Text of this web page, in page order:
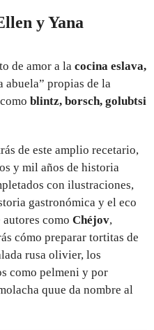
y Yana
de amor a la cocina eslava,
abuela” propias de la
blintz, borsch, golubtsi
de este amplio recetario,
y mil años de historia
con ilustraciones,
gastronómica y el eco
como Chéjov,
cómo preparar tortitas de
rusa olivier, los
como pelmeni y por
quue da nombre al